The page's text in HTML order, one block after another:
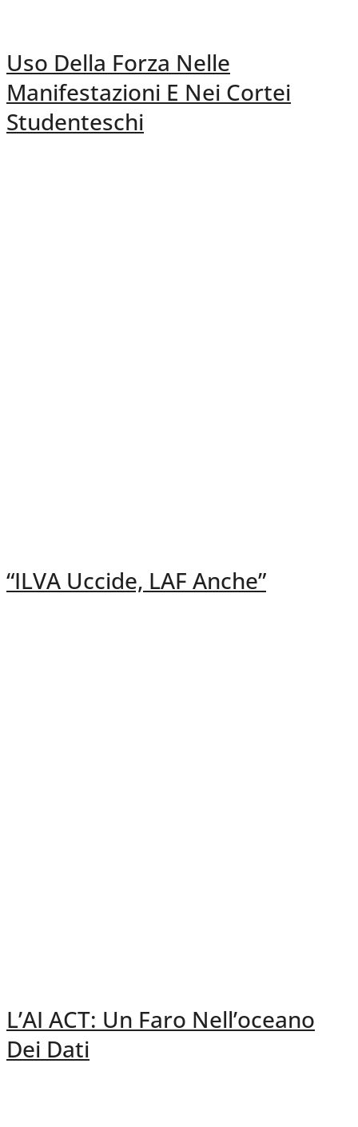
Uso Della Forza Nelle
Manifestazioni E Nei Cortei
Studenteschi
“ILVA Uccide, LAF Anche”
L’AI ACT: Un Faro Nell’oceano
Dei Dati